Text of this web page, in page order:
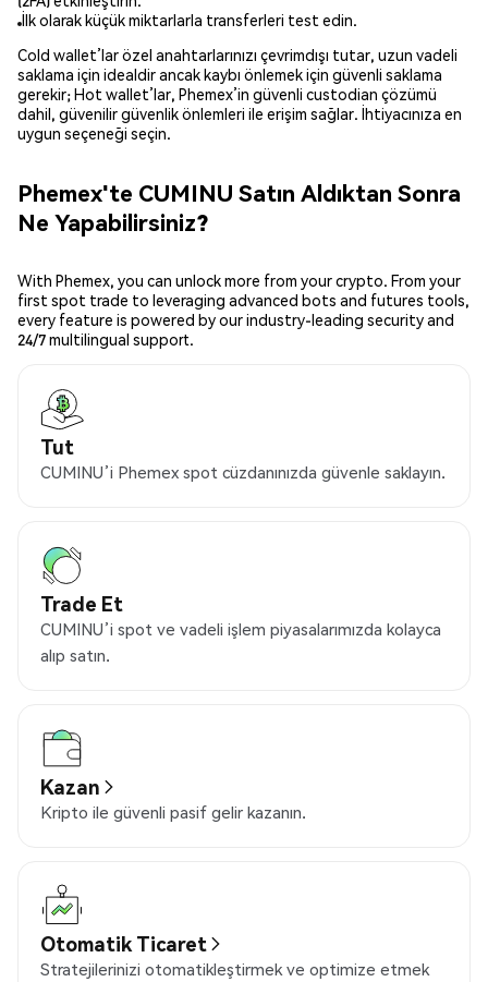
İlk olarak küçük miktarlarla transferleri test edin.
Cold wallet’lar özel anahtarlarınızı çevrimdışı tutar, uzun vadeli
saklama için idealdir ancak kaybı önlemek için güvenli saklama
gerekir; Hot wallet’lar, Phemex’in güvenli custodian çözümü
dahil, güvenilir güvenlik önlemleri ile erişim sağlar. İhtiyacınıza en
uygun seçeneği seçin.
Phemex'te CUMINU Satın Aldıktan Sonra
Ne Yapabilirsiniz?
With Phemex, you can unlock more from your crypto. From your
first spot trade to leveraging advanced bots and futures tools,
every feature is powered by our industry-leading security and
24/7 multilingual support.
Tut
CUMINU’i Phemex spot cüzdanınızda güvenle saklayın.
Trade Et
CUMINU’i spot ve vadeli işlem piyasalarımızda kolayca
alıp satın.
Kazan
Kripto ile güvenli pasif gelir kazanın.
Otomatik Ticaret
Stratejilerinizi otomatikleştirmek ve optimize etmek